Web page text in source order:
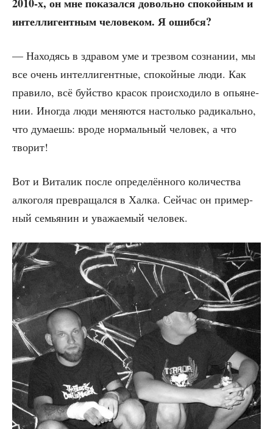
2010‑х, он мне пока­зал­ся доволь­но спо­кой­ным и
интел­ли­гент­ным чело­ве­ком. Я ошибся?
— Нахо­дясь в здра­вом уме и трез­вом созна­нии, мы
все очень интел­ли­гент­ные, спо­кой­ные люди. Как
пра­ви­ло, всё буй­ство кра­сок про­ис­хо­ди­ло в опья­не­
нии. Ино­гда люди меня­ют­ся настоль­ко ради­каль­но,
что дума­ешь: вро­де нор­маль­ный чело­век, а что
творит!
Вот и Вита­лик после опре­де­лён­но­го коли­че­ства
алко­го­ля пре­вра­щал­ся в Хал­ка. Сей­час он при­мер­
ный семья­нин и ува­жа­е­мый человек.